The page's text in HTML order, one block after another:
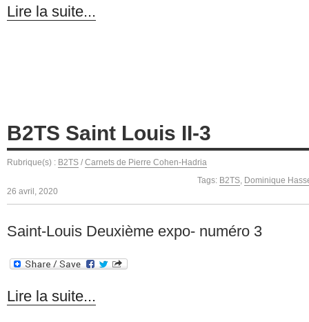
Lire la suite...
B2TS Saint Louis II-3
Rubrique(s) : B2TS / Carnets de Pierre Cohen-Hadria
Tags: B2TS, Dominique
26 avril, 2020
Saint-Louis Deuxième expo- numéro 3
Lire la suite...